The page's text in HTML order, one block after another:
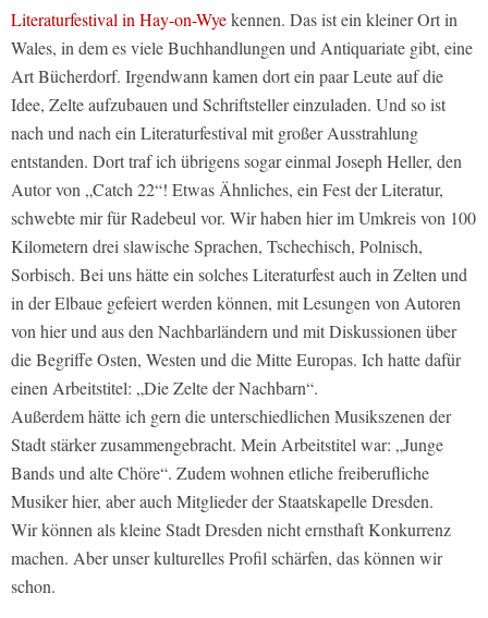
Literaturfestival in Hay-on-Wyekennen. Das ist ein kleiner Ort in
Wales, in dem es viele Buchhandlungen und Antiquariate gibt, eine
Art Bücherdorf. Irgendwann kamen dort ein paar Leute auf die
Idee, Zelte aufzubauen und Schriftsteller einzuladen. Und so ist
nach und nach ein Literaturfestival mit großer Ausstrahlung
entstanden. Dort traf ich übrigens sogar einmal Joseph Heller, den
Autor von „Catch 22“! Etwas Ähnliches, ein Fest der Literatur,
schwebte mir für Radebeul vor. Wir haben hier im Umkreis von 100
Kilometern drei slawische Sprachen, Tschechisch, Polnisch,
Sorbisch. Bei uns hätte ein solches Literaturfest auch in Zelten und
in der Elbaue gefeiert werden können, mit Lesungen von Autoren
von hier und aus den Nachbarländern und mit Diskussionen über
die Begriffe Osten, Westen und die Mitte Europas. Ich hatte dafür
einen Arbeitstitel: „Die Zelte der Nachbarn“.
Außerdem hätte ich gern die unterschiedlichen Musikszenen der
Stadt stärker zusammengebracht. Mein Arbeitstitel war: „Junge
Bands und alte Chöre“. Zudem wohnen etliche freiberufliche
Musiker hier, aber auch Mitglieder der Staatskapelle Dresden.
Wir können als kleine Stadt Dresden nicht ernsthaft Konkurrenz
machen. Aber unser kulturelles Profil schärfen, das können wir
schon.